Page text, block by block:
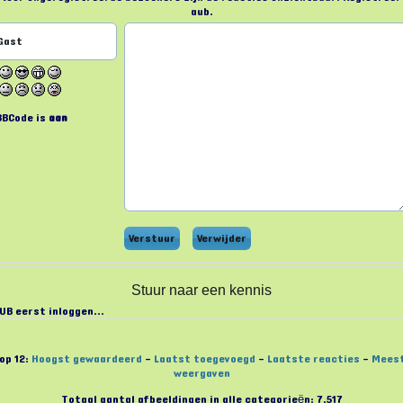
aub.
is aan
Stuur naar een kennis
eerst inloggen...
12: Hoogst gewaardeerd - Laatst toegevoegd - Laatste reacties -
weergaven